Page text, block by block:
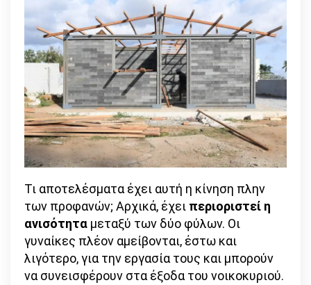
Τι αποτελέσματα έχει αυτή η κίνηση πλην
των προφανών; Αρχικά, έχει περιοριστεί η
ανισότητα μεταξύ των δύο φύλων. Οι
γυναίκες πλέον αμείβονται, έστω και
λιγότερο, για την εργασία τους και μπορούν
να συνεισφέρουν στα έξοδα του νοικοκυριού.